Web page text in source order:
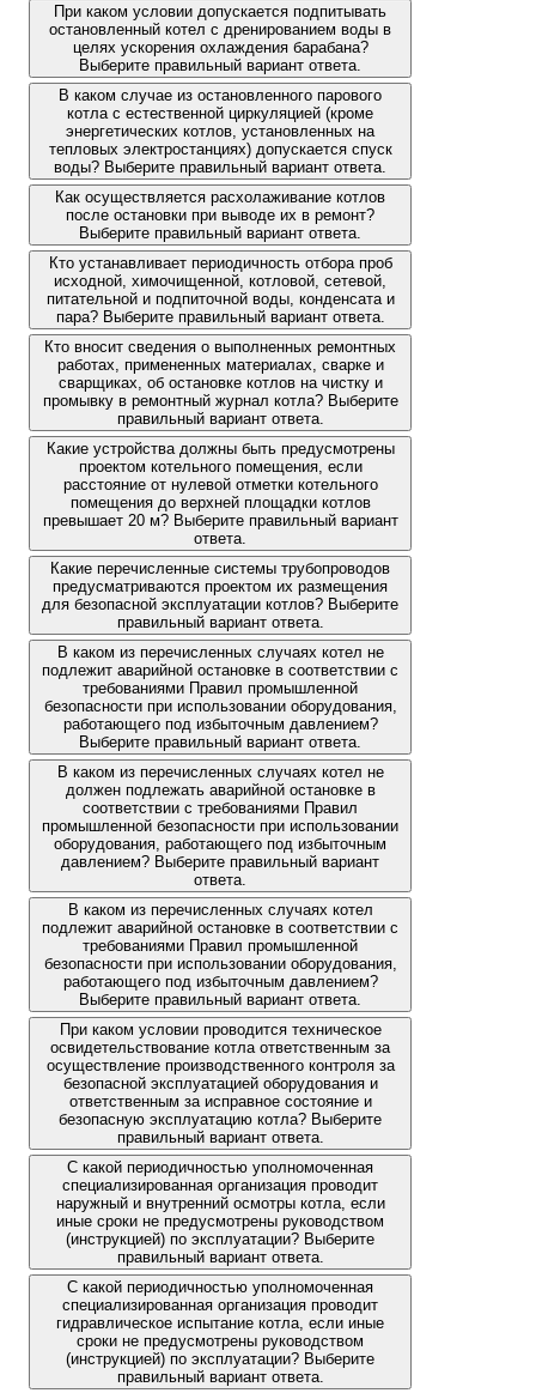
При каком условии допускается подпитывать
остановленный котел с дренированием воды в
целях ускорения охлаждения барабана?
Выберите правильный вариант ответа.
В каком случае из остановленного парового
котла с естественной циркуляцией (кроме
энергетических котлов, установленных на
тепловых электростанциях) допускается спуск
воды? Выберите правильный вариант ответа.
Как осуществляется расхолаживание котлов
после остановки при выводе их в ремонт?
Выберите правильный вариант ответа.
Кто устанавливает периодичность отбора проб
исходной, химочищенной, котловой, сетевой,
питательной и подпиточной воды, конденсата и
пара? Выберите правильный вариант ответа.
Кто вносит сведения о выполненных ремонтных
работах, примененных материалах, сварке и
сварщиках, об остановке котлов на чистку и
промывку в ремонтный журнал котла? Выберите
правильный вариант ответа.
Какие устройства должны быть предусмотрены
проектом котельного помещения, если
расстояние от нулевой отметки котельного
помещения до верхней площадки котлов
превышает 20 м? Выберите правильный вариант
ответа.
Какие перечисленные системы трубопроводов
предусматриваются проектом их размещения
для безопасной эксплуатации котлов? Выберите
правильный вариант ответа.
В каком из перечисленных случаях котел не
подлежит аварийной остановке в соответствии с
требованиями Правил промышленной
безопасности при использовании оборудования,
работающего под избыточным давлением?
Выберите правильный вариант ответа.
В каком из перечисленных случаях котел не
должен подлежать аварийной остановке в
соответствии с требованиями Правил
промышленной безопасности при использовании
оборудования, работающего под избыточным
давлением? Выберите правильный вариант
ответа.
В каком из перечисленных случаях котел
подлежит аварийной остановке в соответствии с
требованиями Правил промышленной
безопасности при использовании оборудования,
работающего под избыточным давлением?
Выберите правильный вариант ответа.
При каком условии проводится техническое
освидетельствование котла ответственным за
осуществление производственного контроля за
безопасной эксплуатацией оборудования и
ответственным за исправное состояние и
безопасную эксплуатацию котла? Выберите
правильный вариант ответа.
С какой периодичностью уполномоченная
специализированная организация проводит
наружный и внутренний осмотры котла, если
иные сроки не предусмотрены руководством
(инструкцией) по эксплуатации? Выберите
правильный вариант ответа.
С какой периодичностью уполномоченная
специализированная организация проводит
гидравлическое испытание котла, если иные
сроки не предусмотрены руководством
(инструкцией) по эксплуатации? Выберите
правильный вариант ответа.